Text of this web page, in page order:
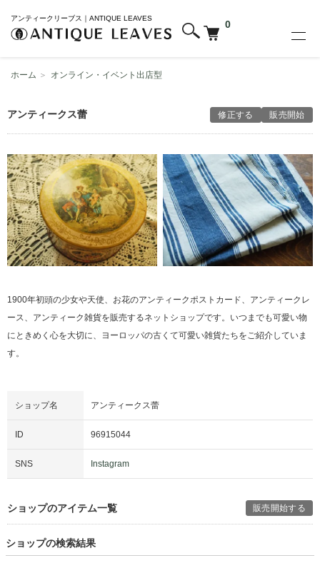
アンティークリーブス｜ANTIQUE LEAVES
0
ホーム ＞ オンライン・イベント出店型
アンティークス蕾 修正する 販売開始
1900年初頭の少女や天使、お花のアンティークポストカード、アンティークレ
ース、アンティーク雑貨を販売するネットショップです。いつまでも可愛い物
にときめく心を大切に、ヨーロッパの古くて可愛い雑貨たちをご紹介していま
す。
ショップ名 アンティークス蕾
ID 96915044
SNS Instagram
ショップのアイテム一覧 販売開始する
ショップの検索結果